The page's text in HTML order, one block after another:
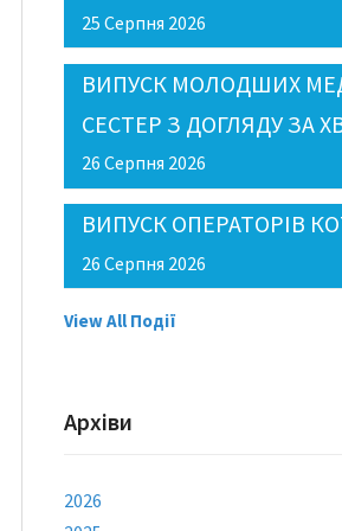
25 Серпня 2026
ВИПУСК МОЛОДШИХ
СЕСТЕР З ДОГЛЯДУ ЗА
26 Серпня 2026
ВИПУСК ОПЕРАТОРІВ
26 Серпня 2026
View All Події
Архіви
2026